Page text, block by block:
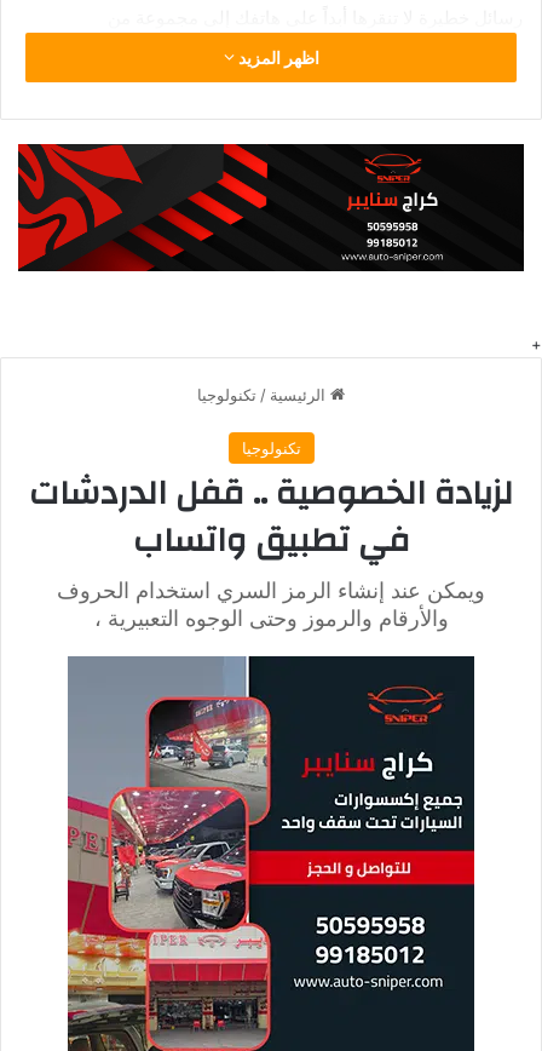
الممارسات والاستراتيجيات التي تهدف إلى تحسين الصحة والرفاهية
بشكل عام. سواء كنت مبتدئاً أو لديك خبرة سابقة، فهم أساسيات 6
القصوى من فوائده المتعددة.
6 رسائل خطيرة لا يجب عليك النقر
عليها أبداً
لقد فزت بالجائزة
من الرسائل الخطيرة الشائعة جداً، وتأتي هذه الرسالة ربما مع بعض
التعديلات، مثل تحديد الجائزة التي تم الفوز بها، ولكن هناك احتمال
احتيال
سرقة بيانات اعتماد المستلم أو أمواله.
اظهر المزيد